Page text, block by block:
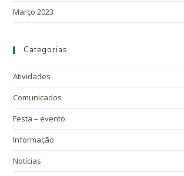
Março 2023
Categorias
Atividades
Comunicados
Festa – evento
Informação
Notícias